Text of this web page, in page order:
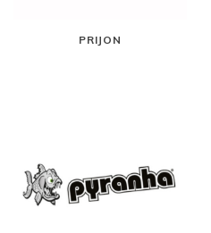
PRIJON